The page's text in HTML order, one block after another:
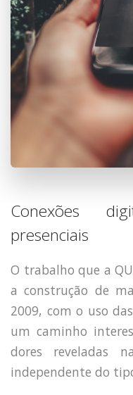
Conexões
presenciais
O trabalho que a
a construção de
2009, com o uso
um caminho
dores reveladas
independente do